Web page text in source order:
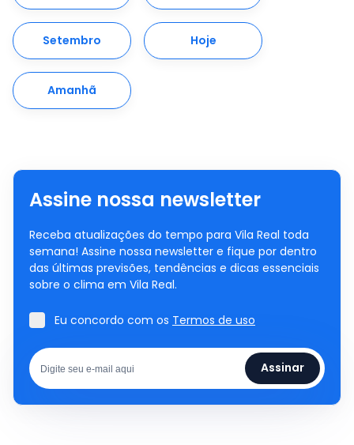
Setembro Hoje
Amanhã
Assine nossa newsletter
Receba atualizações do tempo para Vila Real toda
semana! Assine nossa newsletter e fique por dentro
das últimas previsões, tendências e dicas essenciais
sobre o clima em Vila Real.
Eu concordo com os Termos de uso
Assinar